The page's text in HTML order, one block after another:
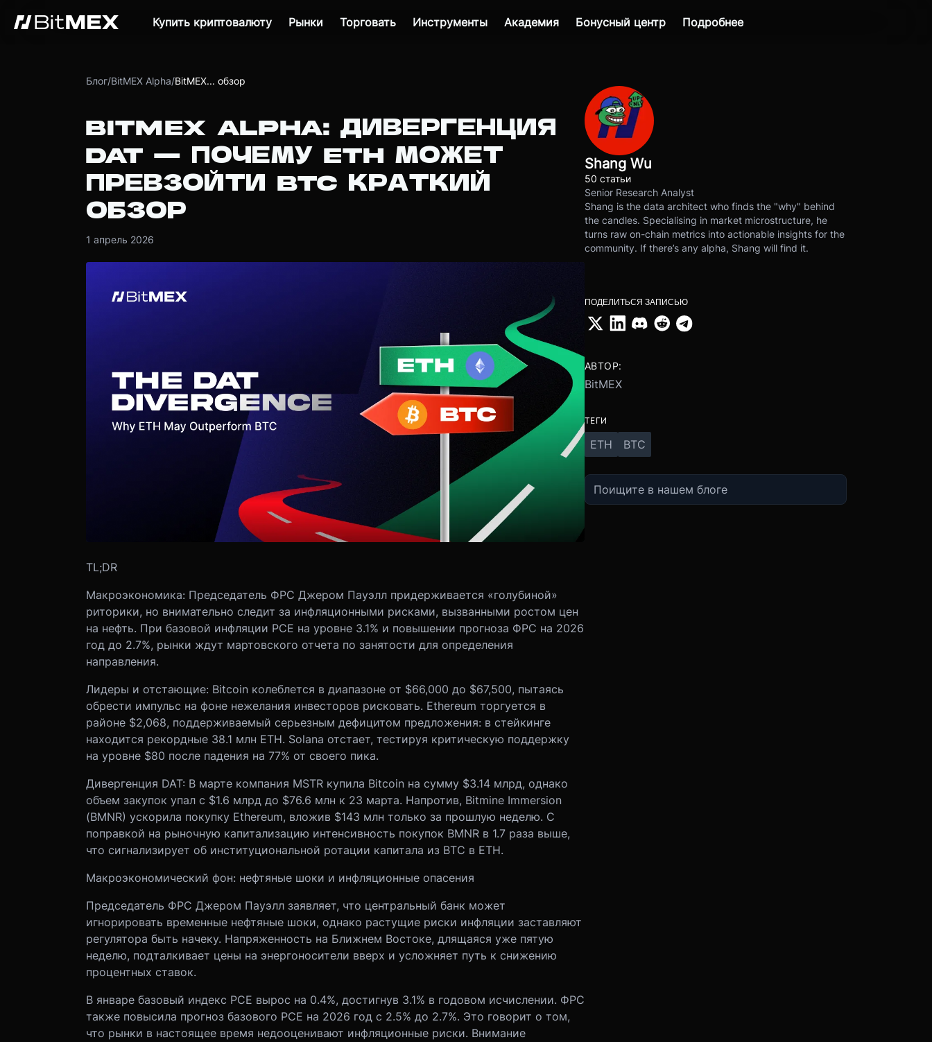
Купить криптовалюту Рынки Торговать Инструменты Академия Бонусный центр Подробнее
Блог/BitMEX Alpha/BitMEX... обзор
BITMEX ALPHA: ДИВЕРГЕНЦИЯ
DAT — ПОЧЕМУ ETH МОЖЕТ
ПРЕВЗОЙТИ BTC КРАТКИЙ
ОБЗОР
1 апрель 2026
TL;DR
Макроэкономика: Председатель ФРС Джером Пауэлл придерживается «голубиной»
риторики, но внимательно следит за инфляционными рисками, вызванными ростом цен
на нефть. При базовой инфляции PCE на уровне 3.1% и повышении прогноза ФРС на 2026
год до 2.7%, рынки ждут мартовского отчета по занятости для определения
направления.
Лидеры и отстающие: Bitcoin колеблется в диапазоне от $66,000 до $67,500, пытаясь
обрести импульс на фоне нежелания инвесторов рисковать. Ethereum торгуется в
районе $2,068, поддерживаемый серьезным дефицитом предложения: в стейкинге
находится рекордные 38.1 млн ETH. Solana отстает, тестируя критическую поддержку
на уровне $80 после падения на 77% от своего пика.
Дивергенция DAT: В марте компания MSTR купила Bitcoin на сумму $3.14 млрд, однако
объем закупок упал с $1.6 млрд до $76.6 млн к 23 марта. Напротив, Bitmine Immersion
(BMNR) ускорила покупку Ethereum, вложив $143 млн только за прошлую неделю. С
поправкой на рыночную капитализацию интенсивность покупок BMNR в 1.7 раза выше,
что сигнализирует об институциональной ротации капитала из BTC в ETH.
Макроэкономический фон: нефтяные шоки и инфляционные опасения
Председатель ФРС Джером Пауэлл заявляет, что центральный банк может
игнорировать временные нефтяные шоки, однако растущие риски инфляции заставляют
регулятора быть начеку. Напряженность на Ближнем Востоке, длящаяся уже пятую
неделю, подталкивает цены на энергоносители вверх и усложняет путь к снижению
процентных ставок.
В январе базовый индекс PCE вырос на 0.4%, достигнув 3.1% в годовом исчислении. ФРС
также повысила прогноз базового PCE на 2026 год с 2.5% до 2.7%. Это говорит о том,
что рынки в настоящее время недооценивают инфляционные риски. Внимание
Shang Wu
50 статьи
Senior Research Analyst
Shang is the data architect who finds the "why" behind
the candles. Specialising in market microstructure, he
turns raw on-chain metrics into actionable insights for the
community. If there’s any alpha, Shang will find it.
ПОДЕЛИТЬСЯ ЗАПИСЬЮ
АВТОР:
BitMEX
ТЕГИ
ETH BTC